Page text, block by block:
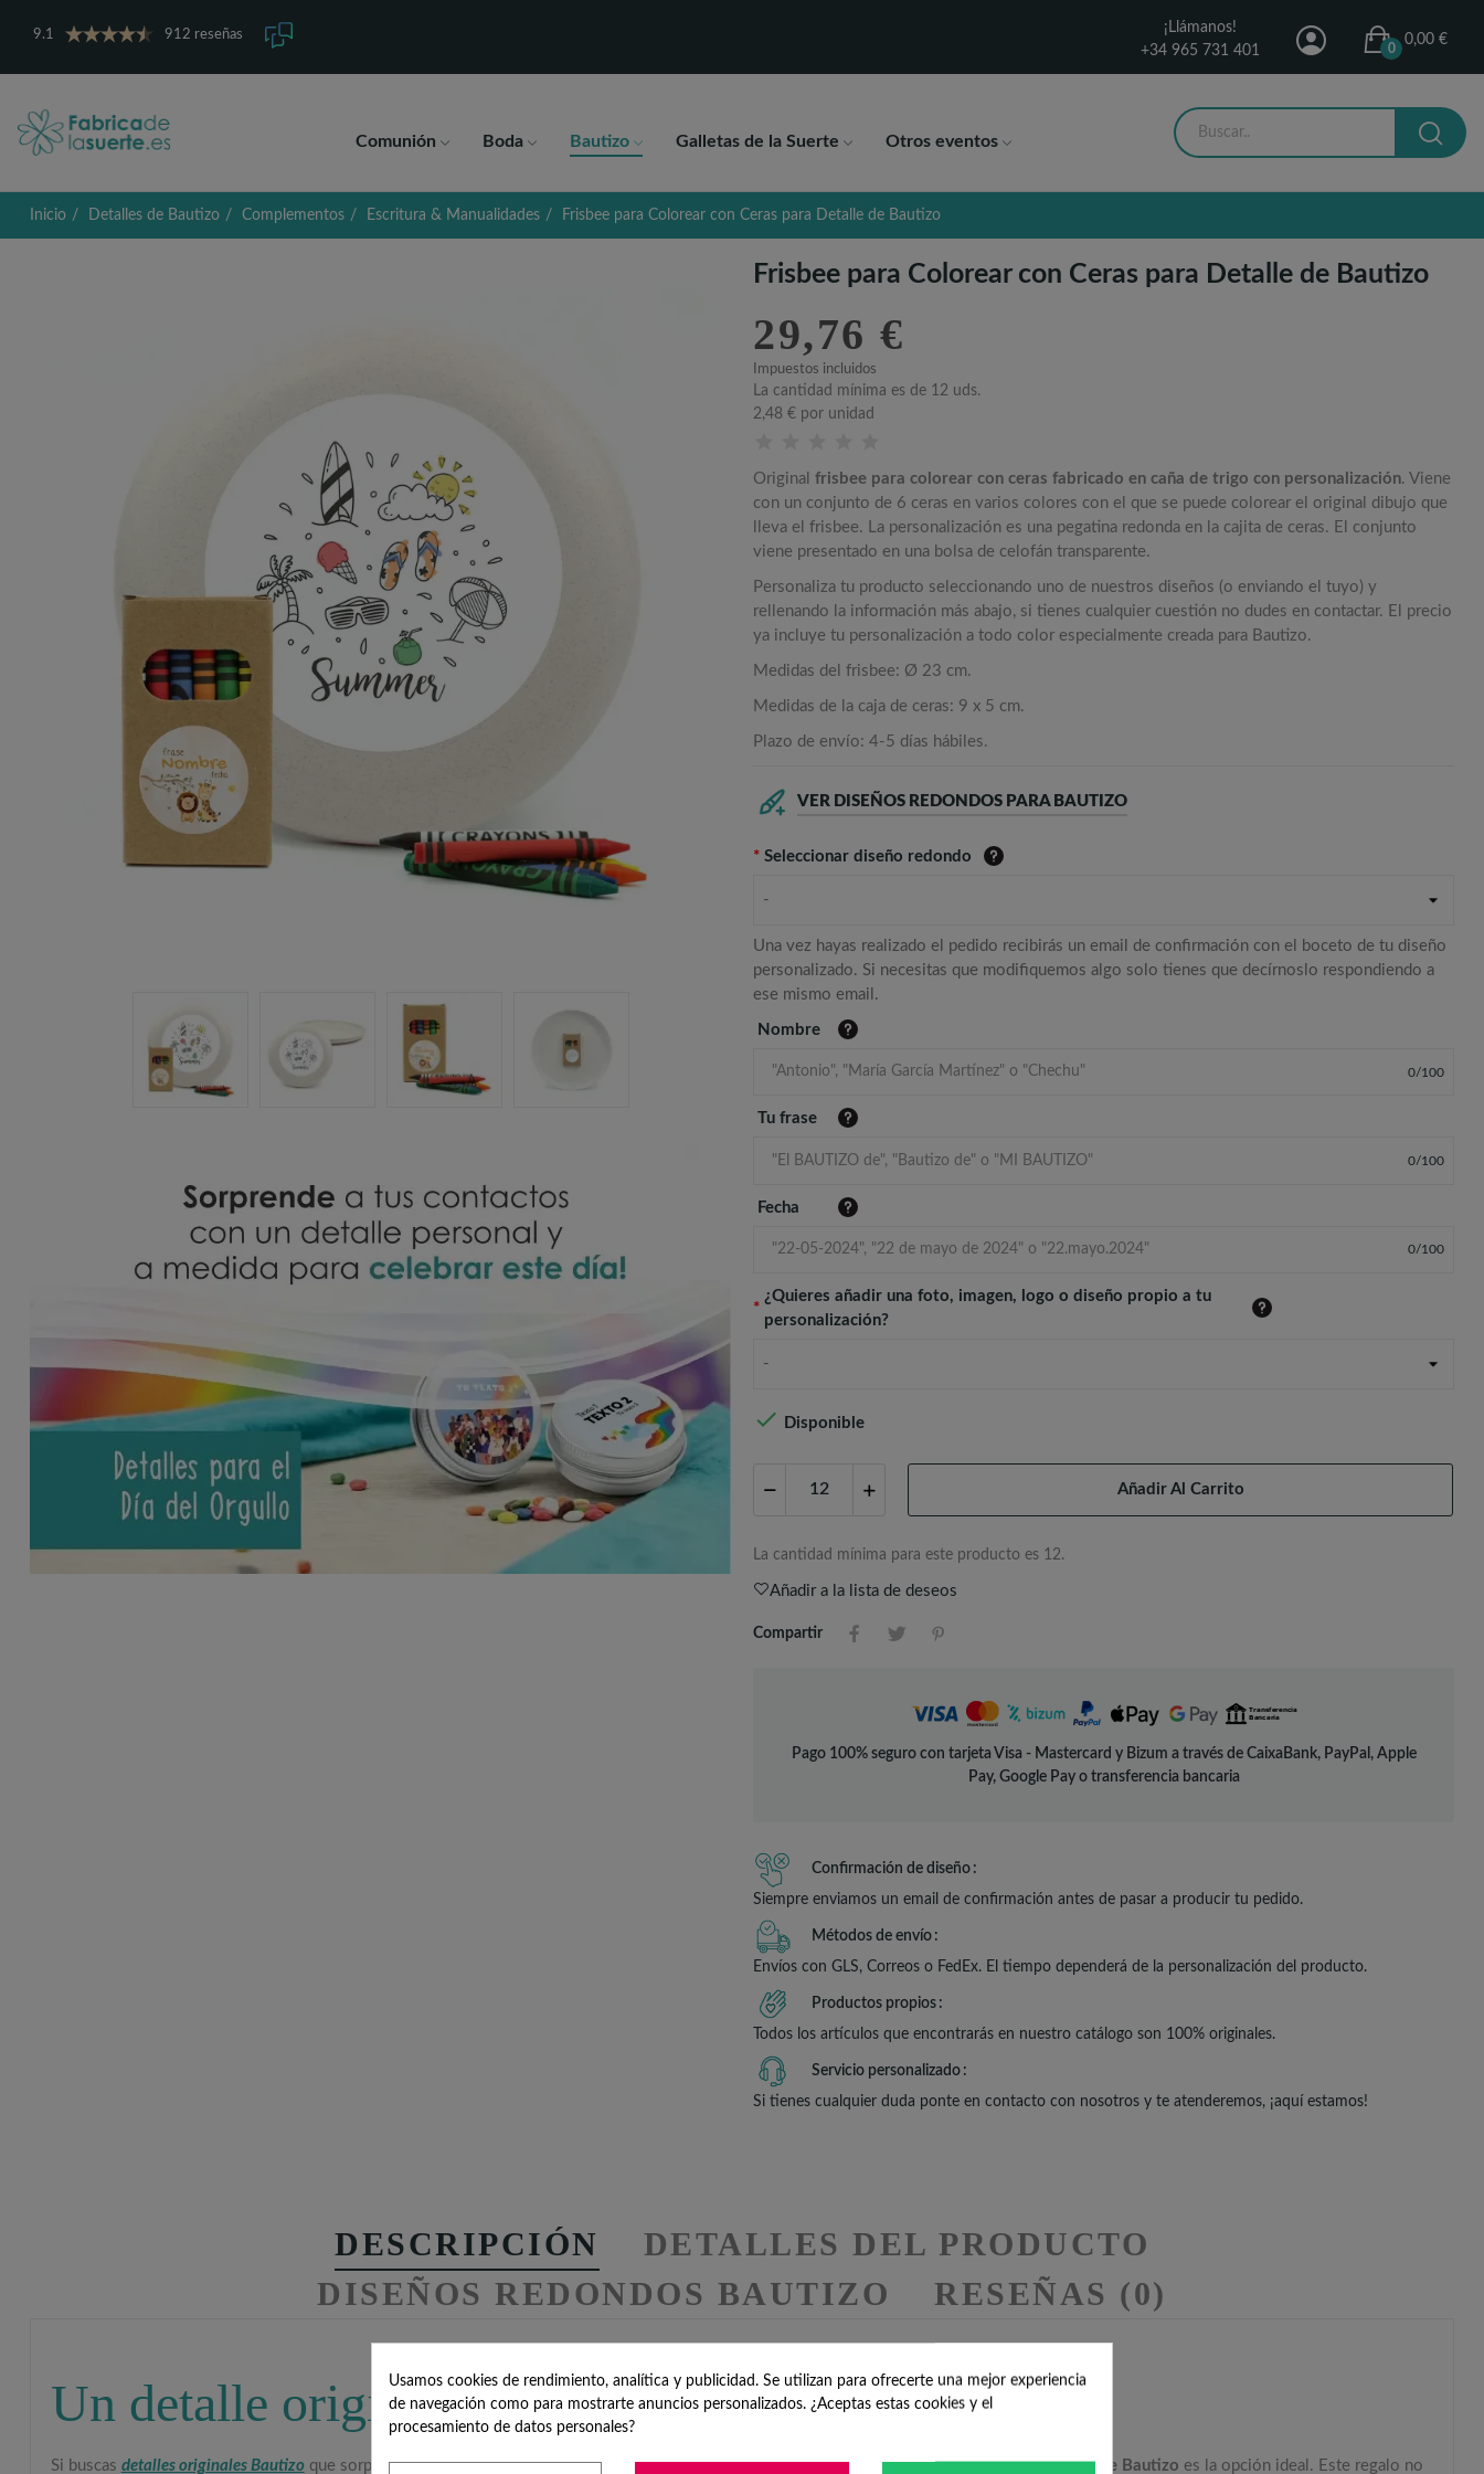
9.1 912 reseñas
¡Llámanos!
+34 965 731 401
0,00 €
0
Comunión Boda Bautizo Galletas de la Suerte Otros eventos
Inicio Detalles de Bautizo Complementos Escritura & Manualidades Frisbee para Colorear con Ceras para Detalle de Bautizo
Frisbee para Colorear con Ceras para Detalle de Bautizo
29,76 €
Impuestos incluidos
La cantidad mínima es de 12 uds.
2,48 € por unidad
Original frisbee para colorear con ceras fabricado en caña de trigo con personalización. Viene
con un conjunto de 6 ceras en varios colores con el que se puede colorear el original dibujo que
lleva el frisbee. La personalización es una pegatina redonda en la cajita de ceras. El conjunto
viene presentado en una bolsa de celofán transparente.
Personaliza tu producto seleccionando uno de nuestros diseños (o enviando el tuyo) y
rellenando la información más abajo, si tienes cualquier cuestión no dudes en contactar. El precio
ya incluye tu personalización a todo color especialmente creada para Bautizo.
Medidas del frisbee: Ø 23 cm.
Medidas de la caja de ceras: 9 x 5 cm.
Plazo de envío: 4-5 días hábiles.
VER DISEÑOS REDONDOS PARA BAUTIZO
* Seleccionar diseño redondo
-
Una vez hayas realizado el pedido recibirás un email de confirmación con el boceto de tu diseño
personalizado. Si necesitas que modifiquemos algo solo tienes que decírnoslo respondiendo a
ese mismo email.
Nombre
0/100
Tu frase
0/100
Fecha
0/100
*
¿Quieres añadir una foto, imagen, logo o diseño propio a tu
personalización?
-
 Disponible
Añadir Al Carrito
La cantidad mínima para este producto es 12.
Añadir a la lista de deseos
Compartir
Pago 100% seguro con tarjeta Visa - Mastercard y Bizum a través de CaixaBank, PayPal, Apple
Pay, Google Pay o transferencia bancaria
Confirmación de diseño
Siempre enviamos un email de confirmación antes de pasar a producir tu pedido.
Métodos de envío
Envíos con GLS, Correos o FedEx. El tiempo dependerá de la personalización del producto.
Productos propios
Todos los artículos que encontrarás en nuestro catálogo son 100% originales.
Servicio personalizado
Si tienes cualquier duda ponte en contacto con nosotros y te atenderemos, ¡aquí estamos!
DESCRIPCIÓN
DETALLES DEL PRODUCTO
DISEÑOS REDONDOS BAUTIZO
RESEÑAS (0)
Un detalle original y creativo para Bautizo
Si buscas detalles originales Bautizoque sorprendan a los invitados y les permitan divertirse, nuestroFrisbee para Pintar con Ceras para Detalle de Bautizo es la opción ideal. Este regalo no
Usamos cookies de rendimiento, analítica y publicidad. Se utilizan para ofrecerte una mejor experiencia
de navegación como para mostrarte anuncios personalizados. ¿Aceptas estas cookies y el
procesamiento de datos personales?